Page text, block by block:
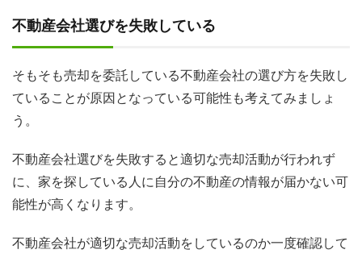
不動産会社選びを失敗している
そもそも売却を委託している不動産会社の選び方を失敗し
ていることが原因となっている可能性も考えてみましょ
う。
不動産会社選びを失敗すると適切な売却活動が行われず
に、家を探している人に自分の不動産の情報が届かない可
能性が高くなります。
不動産会社が適切な売却活動をしているのか一度確認して